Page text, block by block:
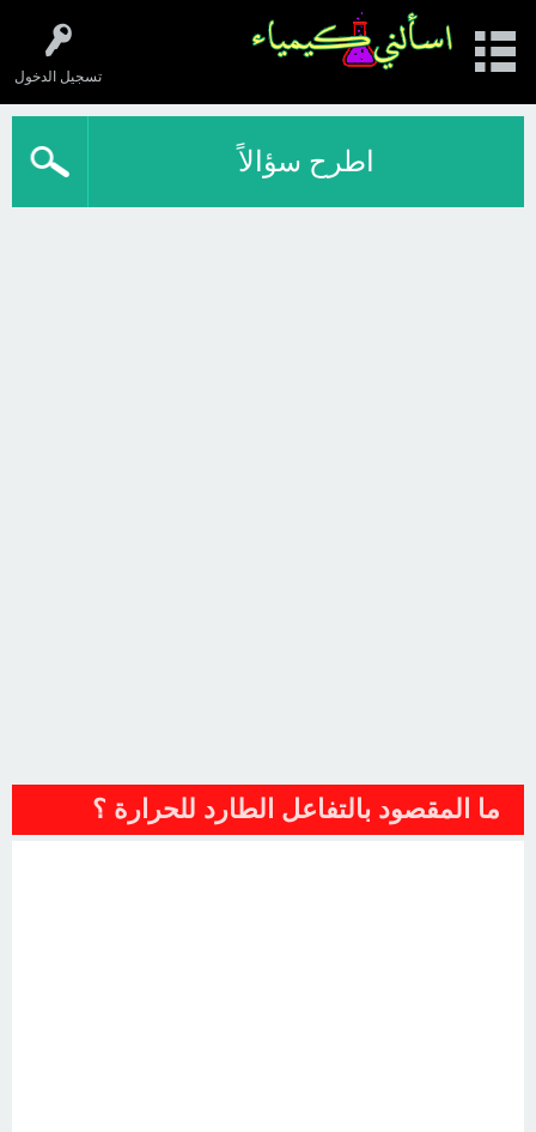
تسجيل الدخول
اطرح سؤالاً
ما المقصود بالتفاعل الطارد للحرارة ؟